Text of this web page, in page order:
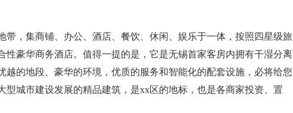
带，集商铺、办公、酒店、餐饮、休闲、娱乐于一体，按照四星级旅
性豪华商务酒店。值得一提的是，它是无锡首家客房内拥有干湿分离
越的地段、豪华的环境，优质的服务和智能化的配套设施，必将给您
型城市建设发展的精品建筑，是xx区的地标，也是各商家投资、置